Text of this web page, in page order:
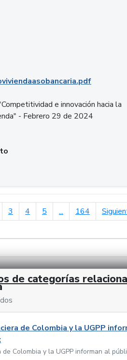
e innovación hacia la
- Febrero 29 de 2024
3 4 5 ... 164
de categorías
de Colombia y la UGPP
Colombia y la UGPP informan al